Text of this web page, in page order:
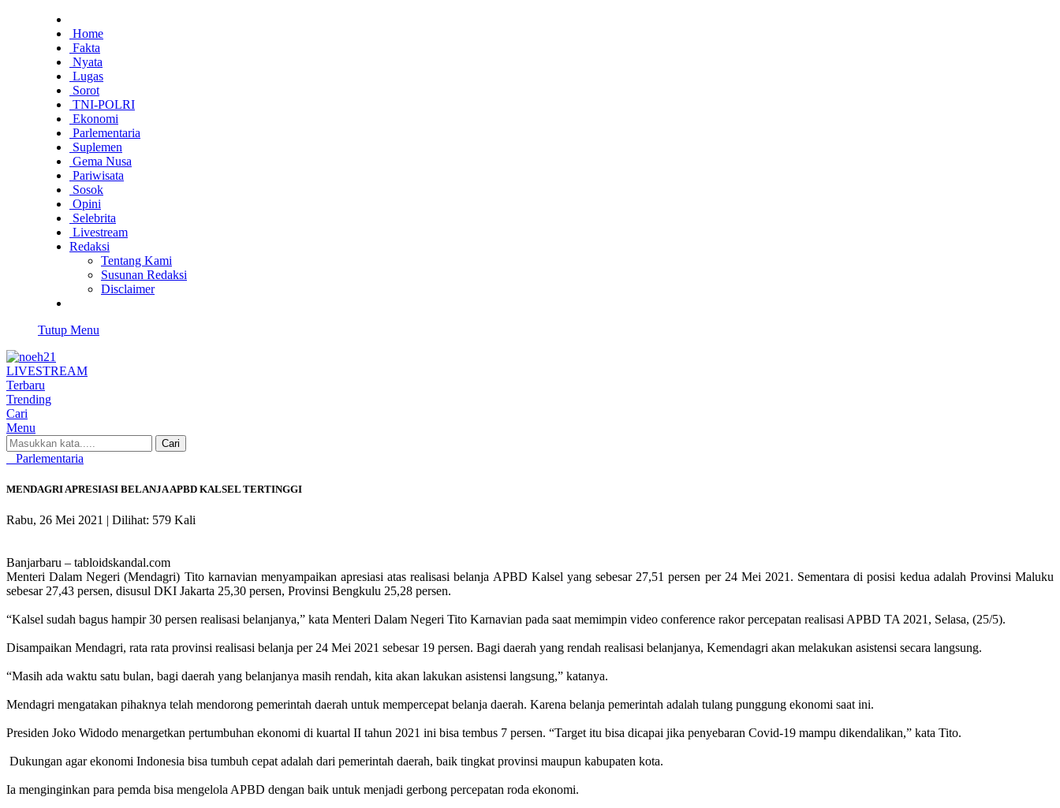
Home
Fakta
Nyata
Lugas
Sorot
TNI-POLRI
Ekonomi
Parlementaria
Suplemen
Gema Nusa
Pariwisata
Sosok
Opini
Selebrita
Livestream
Redaksi
Tentang Kami
Susunan Redaksi
Disclaimer
Tutup Menu
LIVESTREAM
Terbaru
Trending
Cari
Menu
Cari
Parlementaria
MENDAGRI APRESIASI BELANJA APBD KALSEL TERTINGGI
Rabu, 26 Mei 2021 | Dilihat: 579 Kali
Banjarbaru – tabloidskandal.com
Menteri Dalam Negeri (Mendagri) Tito karnavian menyampaikan apresiasi atas realisasi belanja APBD Kalsel yang sebesar 27,51 persen per 24 Mei 2021. Sementara di posisi kedua adalah Provinsi Maluku
sebesar 27,43 persen, disusul DKI Jakarta 25,30 persen, Provinsi Bengkulu 25,28 persen.
“Kalsel sudah bagus hampir 30 persen realisasi belanjanya,” kata Menteri Dalam Negeri Tito Karnavian pada saat memimpin video conference rakor percepatan realisasi APBD TA 2021, Selasa, (25/5).
Disampaikan Mendagri, rata rata provinsi realisasi belanja per 24 Mei 2021 sebesar 19 persen. Bagi daerah yang rendah realisasi belanjanya, Kemendagri akan melakukan asistensi secara langsung.
“Masih ada waktu satu bulan, bagi daerah yang belanjanya masih rendah, kita akan lakukan asistensi langsung,” katanya.
Mendagri mengatakan pihaknya telah mendorong pemerintah daerah untuk mempercepat belanja daerah. Karena belanja pemerintah adalah tulang punggung ekonomi saat ini.
Presiden Joko Widodo menargetkan pertumbuhan ekonomi di kuartal II tahun 2021 ini bisa tembus 7 persen. “Target itu bisa dicapai jika penyebaran Covid-19 mampu dikendalikan,” kata Tito.
Dukungan agar ekonomi Indonesia bisa tumbuh cepat adalah dari pemerintah daerah, baik tingkat provinsi maupun kabupaten kota.
Ia menginginkan para pemda bisa mengelola APBD dengan baik untuk menjadi gerbong percepatan roda ekonomi.